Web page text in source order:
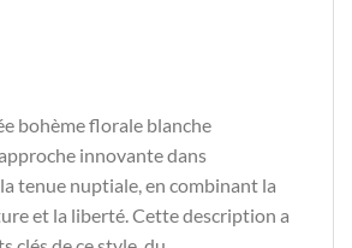
bohème florale blanche
innovante dans
tenue nuptiale, en combinant la
et la liberté. Cette description a